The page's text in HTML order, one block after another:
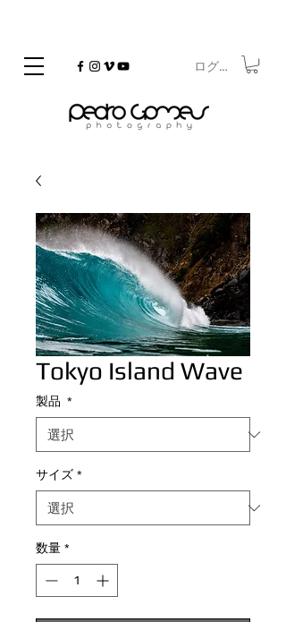
Copyrighted
ログイン
Tokyo Island Wave
製品 *
サイズ *
数量 *